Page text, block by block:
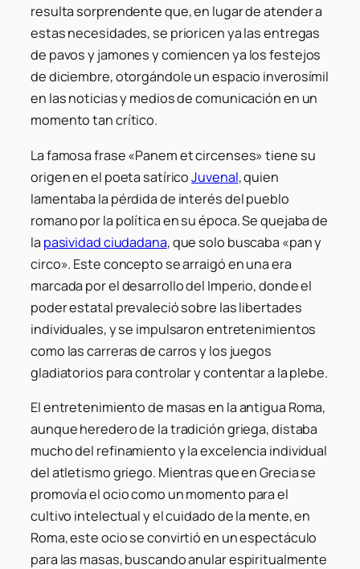
resulta sorprendente que, en lugar de atender a
estas necesidades, se prioricen ya las entregas
de pavos y jamones y comiencen ya los festejos
de diciembre, otorgándole un espacio inverosímil
en las noticias y medios de comunicación en un
momento tan crítico.
La famosa frase «Panem et circenses» tiene su
origen en el poeta satíricoJuvenal, quien
lamentaba la pérdida de interés del pueblo
romano por la política en su época. Se quejaba de
la pasividad ciudadana, que solo buscaba «pan y
circo». Este concepto se arraigó en una era
marcada por el desarrollo del Imperio, donde el
poder estatal prevaleció sobre las libertades
individuales, y se impulsaron entretenimientos
como las carreras de carros y los juegos
gladiatorios para controlar y contentar a la plebe.
El entretenimiento de masas en la antigua Roma,
aunque heredero de la tradición griega, distaba
mucho del refinamiento y la excelencia individual
del atletismo griego. Mientras que en Grecia se
promovía el ocio como un momento para el
cultivo intelectual y el cuidado de la mente, en
Roma, este ocio se convirtió en un espectáculo
para las masas, buscando anular espiritualmente